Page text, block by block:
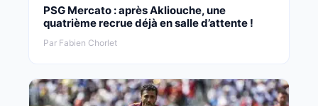
PSG Mercato : après Akliouche, une
quatrième recrue déjà en salle d’attente !
Par Fabien Chorlet